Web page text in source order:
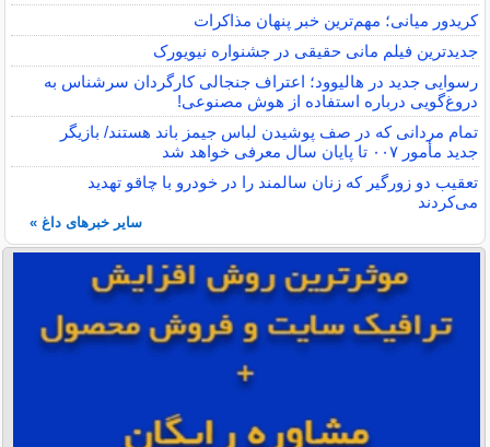
کریدور میانی؛ مهم‌ترین خبر پنهان مذاکرات
جدیدترین فیلم مانی حقیقی در جشنواره نیویورک
رسوایی جدید در هالیوود؛ اعتراف جنجالی کارگردان سرشناس به
دروغ‌گویی درباره استفاده از هوش مصنوعی!
تمام مردانی که در صف پوشیدن لباس جیمز باند هستند/ بازیگر
جدید مأمور ۰۰۷ تا پایان سال معرفی خواهد شد
تعقیب دو زورگیر که زنان سالمند را در خودرو با چاقو تهدید
می‌کردند
سایر خبرهای داغ »